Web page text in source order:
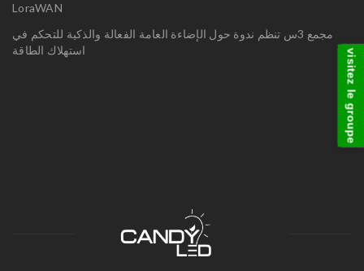
LoraWAN
مجمع 3س تنظم ندوة حول الإضاءة العامة الفعالة والذكية للتحكم في
استهلاك الطاقة
visitez le groupe